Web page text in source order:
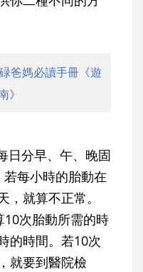
爸媽必讀手冊《遊
》
日分早、午、晚固
每小時的胎動在
就算不正常。
次胎動所需的時
的時間。若10次
就要到醫院檢